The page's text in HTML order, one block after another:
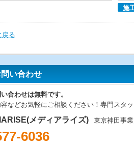
施
戻る
い合わせ
合わせは無料です。
などお気軽にご相談ください！専門スタ
メディアライズ) 東京神田事
6036